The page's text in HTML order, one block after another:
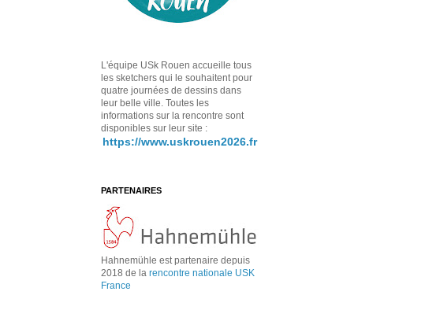
L'équipe USk Rouen accueille tous
les sketchers qui le souhaitent pour
quatre journées de dessins dans
leur belle ville. Toutes les
informations sur la rencontre sont
disponibles sur leur site :
https://www.uskrouen2026.fr
PARTENAIRES
Hahnemühle est partenaire depuis
2018 de la rencontre nationale USK
France